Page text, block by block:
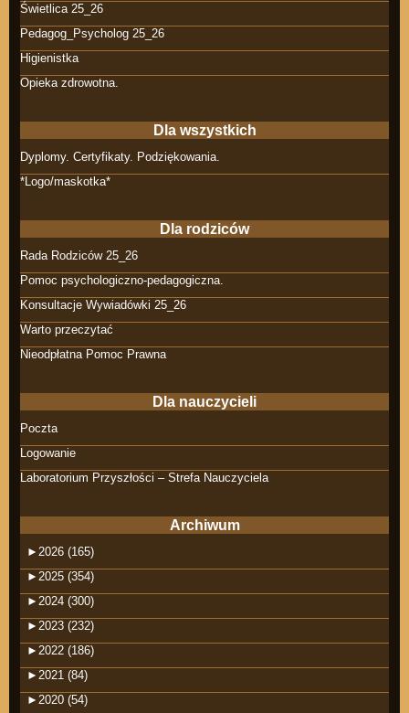
Świetlica 25_26
Pedagog_Psycholog 25_26
Higienistka
Opieka zdrowotna.
Dla wszystkich
Dyplomy. Certyfikaty. Podziękowania.
*Logo/maskotka*
Dla rodziców
Rada Rodziców 25_26
Pomoc psychologiczno-pedagogiczna.
Konsultacje Wywiadówki 25_26
Warto przeczytać
Nieodpłatna Pomoc Prawna
Dla nauczycieli
Poczta
Logowanie
Laboratorium Przyszłości – Strefa Nauczyciela
Archiwum
► 2026 (165)
► 2025 (354)
► 2024 (300)
► 2023 (232)
► 2022 (186)
► 2021 (84)
► 2020 (54)